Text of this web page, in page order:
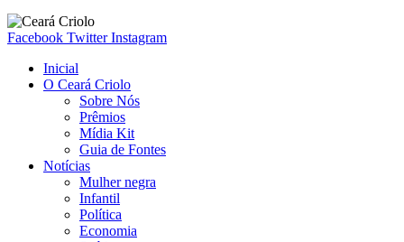
Facebook Twitter Instagram
Inicial
O Ceará Criolo
Sobre Nós
Prêmios
Mídia Kit
Guia de Fontes
Notícias
Mulher negra
Infantil
Política
Economia